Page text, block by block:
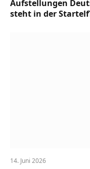
Aufstellungen
steht in der
14. Juni 2026